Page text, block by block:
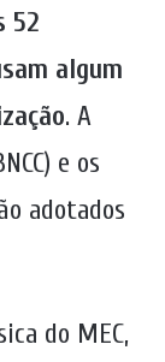
52
algum
. A
e os
adotados
do MEC,